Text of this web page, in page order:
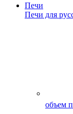
Печи
Печи для
объем